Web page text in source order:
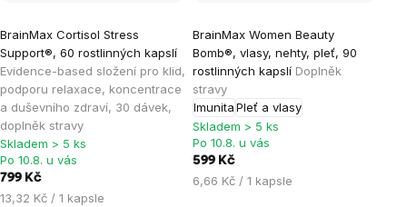
BrainMax Cortisol Stress
Support®, 60 rostlinných kapslí
Evidence-based složení pro klid,
podporu relaxace, koncentrace
a duševního zdraví, 30 dávek,
doplněk stravy
hodnocení
produktu
je
4,7
z
5
hvězdiček.
Skladem > 5 ks
Po 10.8. u vás
799 Kč
Měrná
13,32 Kč / 1 kapsle
BrainMax Women Beauty
Bomb®, vlasy, nehty, pleť, 90
rostlinných kapslí Doplněk
stravy
ImunitaPleť a vlasy
hodnocení
produktu
je
4,9
z
5
hvězdiček.
Skladem > 5 ks
Po 10.8. u vás
599 Kč
Měrná
6,66 Kč / 1 kapsle